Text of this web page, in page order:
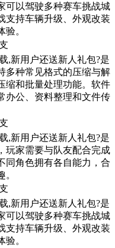
可以驾驶多种赛车挑战城
支持车辆升级、外观改装
。
,新用户还送新人礼包?是
多种常见格式的压缩与解
缩和批量处理功能。软件
办公、资料整理和文件传
,新用户还送新人礼包?是
玩家需要与队友配合完成
同角色拥有各自能力，合
,新用户还送新人礼包?是
可以驾驶多种赛车挑战城
支持车辆升级、外观改装
。